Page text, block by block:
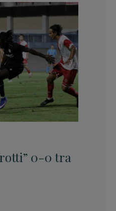
0-0 tra